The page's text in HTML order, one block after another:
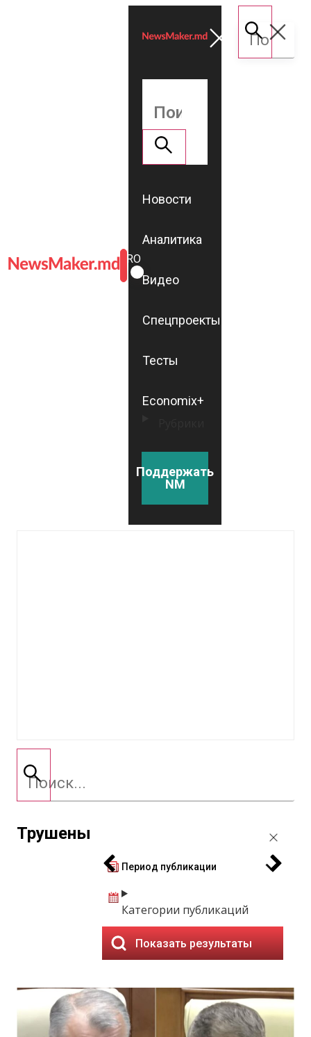
ROMÂNĂ
RU
Новости
Аналитика
Видео
Спецпроекты
Тесты
Economix+
Поддержать
NM
Трушены
Период публикации
Категории публикаций
Показать результаты